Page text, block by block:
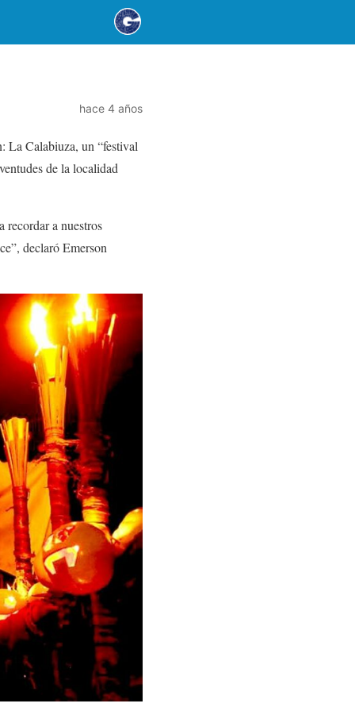
hace 4 años
La Calabiuza, un “festival
de la localidad
recordar a nuestros
declaró Emerson